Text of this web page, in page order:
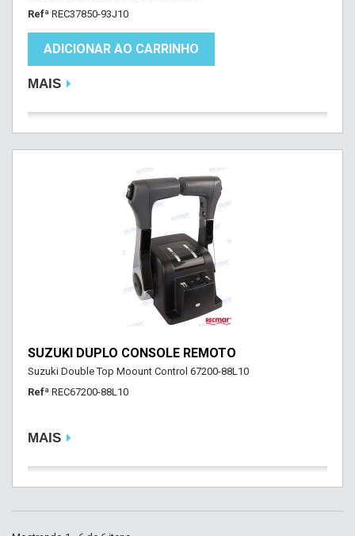
Refª REC37850-93J10
ADICIONAR AO CARRINHO
MAIS
SUZUKI DUPLO CONSOLE REMOTO
Suzuki Double Top Moount Control 67200-88L10
Refª REC67200-88L10
MAIS